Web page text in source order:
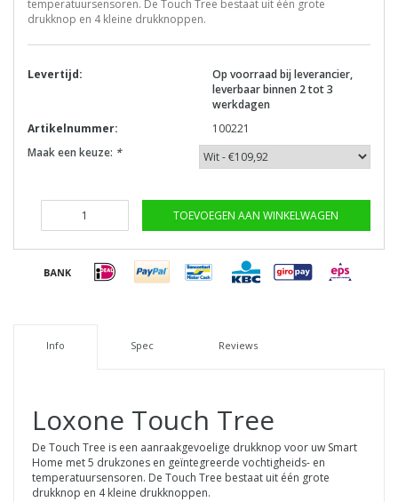
temperatuursensoren. De Touch Tree bestaat uit één grote
drukknop en 4 kleine drukknoppen.
Levertijd:
Op voorraad bij leverancier,
leverbaar binnen 2 tot 3
werkdagen
Artikelnummer:
100221
Maak een keuze: *
TOEVOEGEN AAN WINKELWAGEN
Info Spec Reviews
Loxone Touch Tree
De Touch Tree is een aanraakgevoelige drukknop voor uw Smart
Home met 5 drukzones en geïntegreerde vochtigheids- en
temperatuursensoren. De Touch Tree bestaat uit één grote
drukknop en 4 kleine drukknoppen.